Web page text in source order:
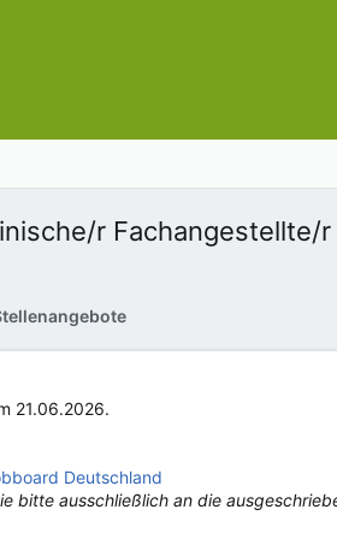
r Fachangestellte/
21.06.2026.
Deutschland
bitte ausschließlich an die